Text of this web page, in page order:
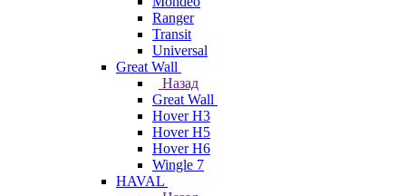
Ranger
Transit
Universal
Great Wall
Назад
Great Wall
Hover H3
Hover H5
Hover H6
Wingle 7
HAVAL